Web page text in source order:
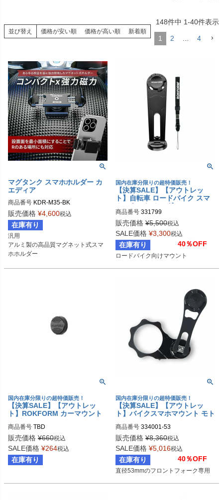
並び替え 価格が安い順 価格が高い順 新着順
148件中 1-40件表示
1 2 4
マグタンク スマホホルダー カ
エディア
商品番号 KDR-M35-BK
販売価格 ¥4,600税込
在庫有り
汎用
アルミ製の高品質マグネット式スマ
ホホルダー
国内在庫分限りの超特価販売！
【決算SALE】【アウトレッ
ト】自転車 ロードバイク スマ
ホマウント/ホルダー ROKFOR
M アヘッドステム v
商品番号 331799
販売価格 ¥5,500税込
SALE価格 ¥3,300税込
在庫有り 40％OFF
ロードバイク向けマウント
国内在庫分限りの超特価販売！
【決算SALE】【アウトレッ
ト】ROKFORM カーマウント
商品番号 TBD
販売価格 ¥660税込
SALE価格 ¥264税込
在庫有り
国内在庫分限りの超特価販売！
【決算SALE】【アウトレッ
ト】バイクスマホマウント モト
プタイプ ROKFORM
商品番号 334001-53
販売価格 ¥8,360税込
SALE価格 ¥5,016税込
在庫有り 40％OFF
直径53mmのフロントフォーク専用